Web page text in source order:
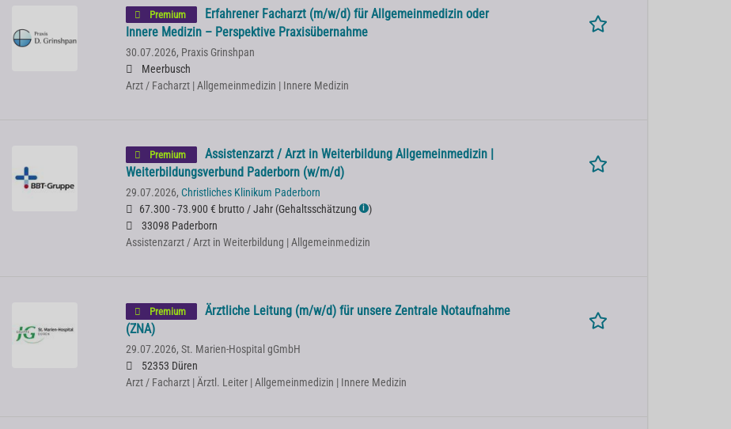
Premium
Erfahrener Facharzt (m/w/d) für Allgemeinmedizin oder
Innere Medizin – Perspektive Praxisübernahme
30.07.2026, Praxis Grinshpan
Meerbusch
Arzt / Facharzt | Allgemeinmedizin | Innere Medizin
Premium
Assistenzarzt / Arzt in Weiterbildung Allgemeinmedizin |
Weiterbildungsverbund Paderborn (w/m/d)
29.07.2026, Christliches Klinikum Paderborn
67.300 - 73.900 € brutto / Jahr (Gehaltsschätzung ℹ )
33098 Paderborn
Assistenzarzt / Arzt in Weiterbildung | Allgemeinmedizin
Premium
Ärztliche Leitung (m/w/d) für unsere Zentrale Notaufnahme
(ZNA)
29.07.2026, St. Marien-Hospital gGmbH
52353 Düren
Arzt / Facharzt | Ärztl. Leiter | Allgemeinmedizin | Innere Medizin